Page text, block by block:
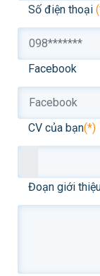
Số điện thoại
Facebook
CV của bạn(*)
Đoạn giới